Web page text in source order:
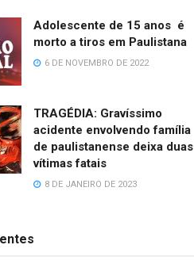
Adolescente de 15 anos é
morto a tiros em Paulistana
6 DE NOVEMBRO DE 2022
TRAGÉDIA: Gravíssimo
acidente envolvendo família
de paulistanense deixa duas
vítimas fatais
8 DE JANEIRO DE 2023